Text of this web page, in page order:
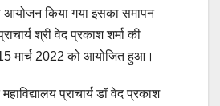
आयोजन किया गया इसका समापन
श्री वेद प्रकाश शर्मा की
मार्च 2022 को आयोजित हुआ।
प्राचार्य डॉ वेद प्रकाश